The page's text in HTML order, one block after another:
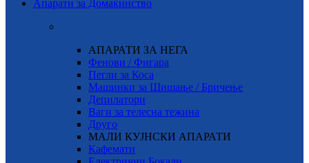
Апарати за Домаќинство
АПАРАТИ ЗА НЕГА
Фенови / Фигара
Пегли за Коса
Машинки за Шишање / Бричење
Депилатори
Ваги за телесна тежина
Друго
МАЛИ КУЈНСКИ АПАРАТИ
Кафемати